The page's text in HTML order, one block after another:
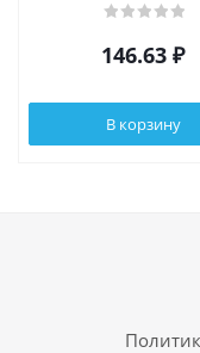
146.63 ₽
В корзину